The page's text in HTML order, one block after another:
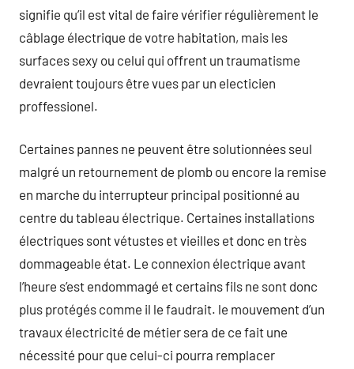
signifie qu’il est vital de faire vérifier régulièrement le
câblage électrique de votre habitation, mais les
surfaces sexy ou celui qui offrent un traumatisme
devraient toujours être vues par un electicien
proffessionel.
Certaines pannes ne peuvent être solutionnées seul
malgré un retournement de plomb ou encore la remise
en marche du interrupteur principal positionné au
centre du tableau électrique. Certaines installations
électriques sont vétustes et vieilles et donc en très
dommageable état. Le connexion électrique avant
l’heure s’est endommagé et certains fils ne sont donc
plus protégés comme il le faudrait. le mouvement d’un
travaux électricité de métier sera de ce fait une
nécessité pour que celui-ci pourra remplacer